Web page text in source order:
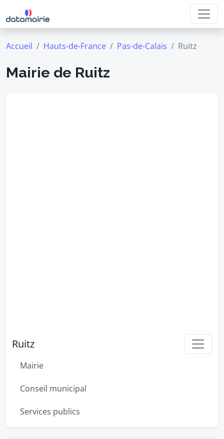
Accueil Hauts-de-France Pas-de-Calais Ruitz
Mairie de Ruitz
Ruitz
Mairie
Conseil municipal
Services publics